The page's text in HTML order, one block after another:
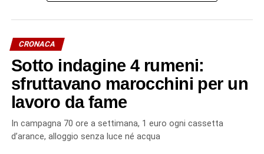
CRONACA
Sotto indagine 4 rumeni:
sfruttavano marocchini per un
lavoro da fame
In campagna 70 ore a settimana, 1 euro ogni cassetta
d’arance, alloggio senza luce né acqua